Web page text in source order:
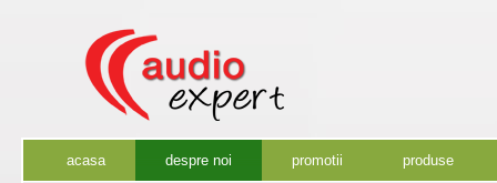
acasa despre noi promotii produse